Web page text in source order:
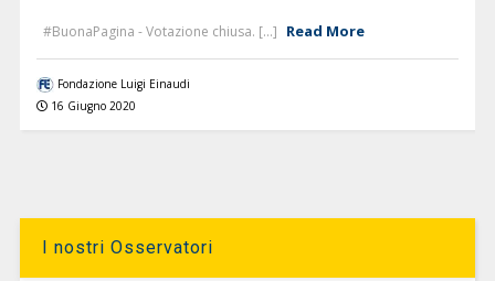
#BuonaPagina - Votazione chiusa. [...] Read More
Fondazione Luigi Einaudi
16 Giugno 2020
I nostri Osservatori